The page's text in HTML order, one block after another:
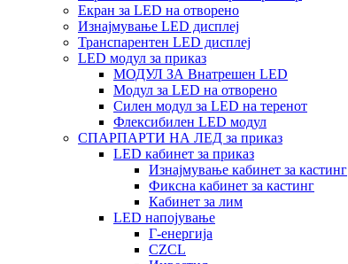
Екран за LED на отворено
Изнајмување LED дисплеј
Транспарентен LED дисплеј
LED модул за приказ
МОДУЛ ЗА Внатрешен LED
Модул за LED на отворено
Силен модул за LED на теренот
Флексибилен LED модул
СПАРПАРТИ НА ЛЕД за приказ
LED кабинет за приказ
Изнајмување кабинет за кастинг
Фиксна кабинет за кастинг
Кабинет за лим
LED напојување
Г-енергија
CZCL